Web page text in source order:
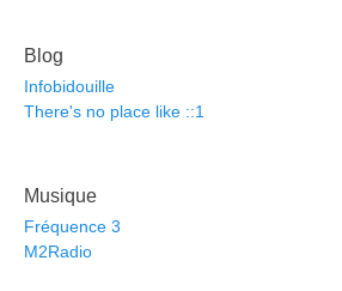
Blog
Infobidouille
There's no place like ::1
Musique
Fréquence 3
M2Radio